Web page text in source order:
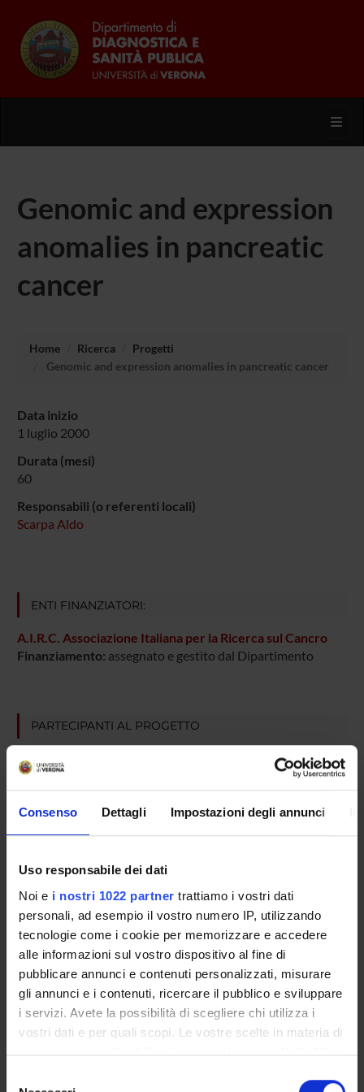
Consenso Dettagli Impostazioni degli annunci
Uso responsabile dei dati
Noi e i nostri 1022 partner trattiamo i vostri dati
personali, ad esempio il vostro numero IP, utilizzando
tecnologie come i cookie per memorizzare e accedere
alle informazioni sul vostro dispositivo al fine di
pubblicare annunci e contenuti personalizzati, misurare
gli annunci e i contenuti, ricercare il pubblico e sviluppare
i servizi. Avete la possibilità di scegliere chi utilizza i
vostri dati e per quali scopi. Le vostre scelte in materia di
privacy sono applicabili solo su questa proprietà digitale
Genomic and expression
anomalies in pancreatic
cancer
Home Ricerca
Progetti
Genomic and expression anomalies in pancreatic cancer
Data inizio
1 luglio 2000
Durata (mesi)
60
Responsabili (o referenti locali)
Scarpa Aldo
ENTI FINANZIATORI:
A.I.R.C. Associazione Italiana per la Ricerca sul Cancro
Finanziamento: assegnato e gestito dal Dipartimento
PARTECIPANTI AL PROGETTO
Aldo Scarpa
Professore ordinario
Anatomia Patologica
AREE DI RICERCA
GRUPPI DI RICERCA